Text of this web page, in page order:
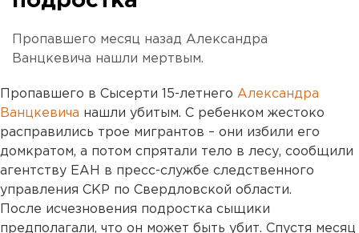
Пропавшего месяц назад Александра
Ванцкевича нашли мертвым.
Пропавшего в Сысерти 15-летнего Александра
Ванцкевича нашли убитым. С ребенком жестоко
расправились трое мигрантов – они избили его
домкратом, а потом спрятали тело в лесу, сообщили
агентству ЕАН в пресс-службе следственного
управления СКР по Свердловской области.
После исчезновения подростка сыщики
предполагали, что он может быть убит. Спустя месяц